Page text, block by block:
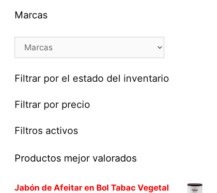
Marcas
Filtrar por el estado del inventario
Filtrar por precio
Filtros activos
Productos mejor valorados
Jabón de Afeitar en Bol Tabac Vegetal